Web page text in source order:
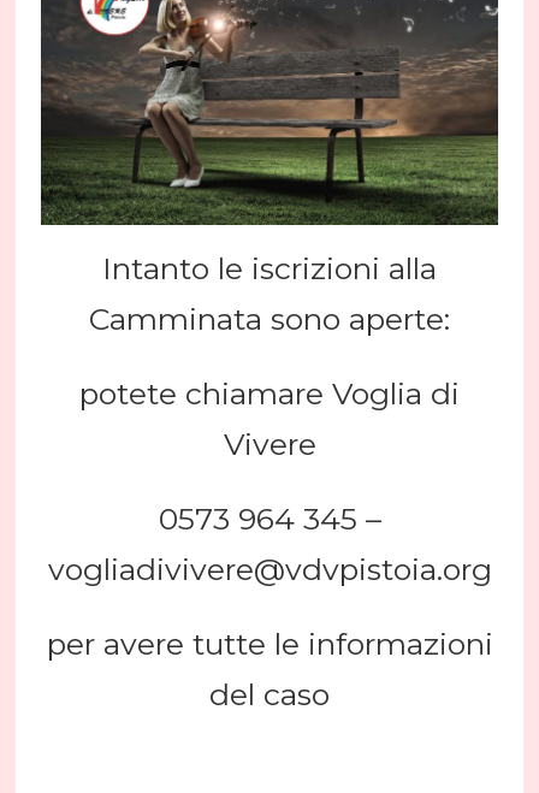
Intanto le iscrizioni alla
Camminata sono aperte:
potete chiamare Voglia di
Vivere
0573 964 345 –
vogliadivivere@vdvpistoia.org
per avere tutte le informazioni
del caso